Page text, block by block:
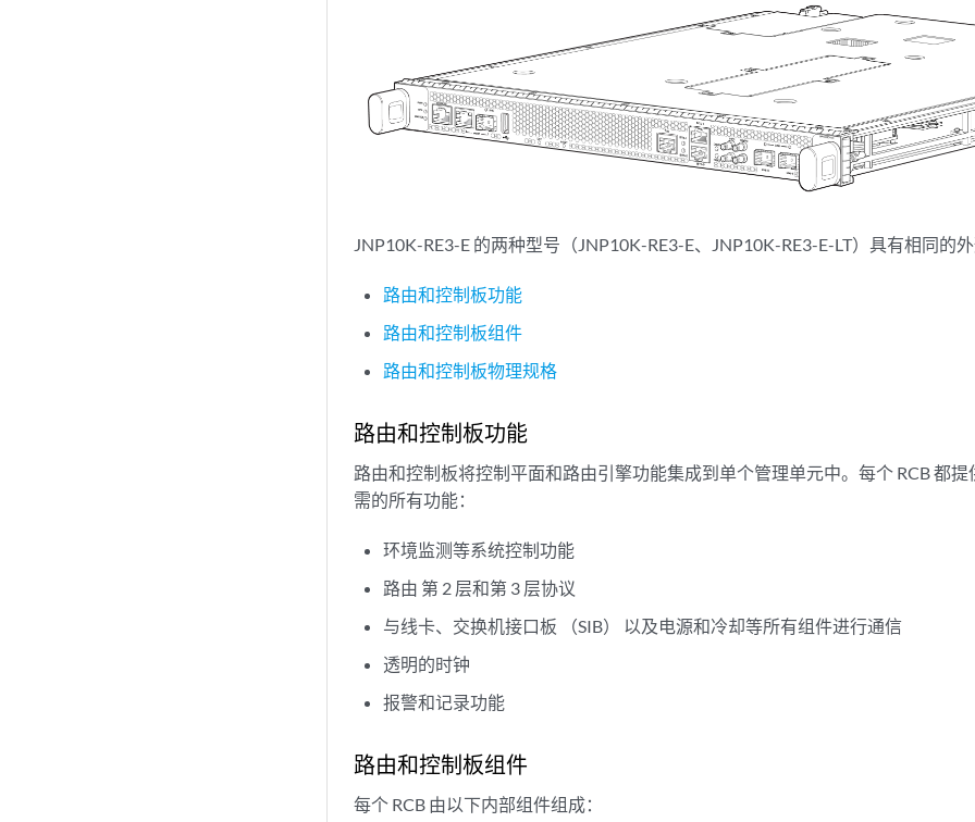
JNP10K-RE3-E 的两种型号（JNP10K-RE3-E、JNP10K-RE3-E-LT）具有相同的外
路由和控制板功能
路由和控制板组件
路由和控制板物理规格
路由和控制板功能
路由和控制板将控制平面和路由引擎功能集成到单个管理单元中。每个 RCB 都
需的所有功能：
环境监测等系统控制功能
路由 第 2 层和第 3 层协议
与线卡、交换机接口板 （SIB） 以及电源和冷却等所有组件进行通信
透明的时钟
报警和记录功能
路由和控制板组件
每个 RCB 由以下内部组件组成：